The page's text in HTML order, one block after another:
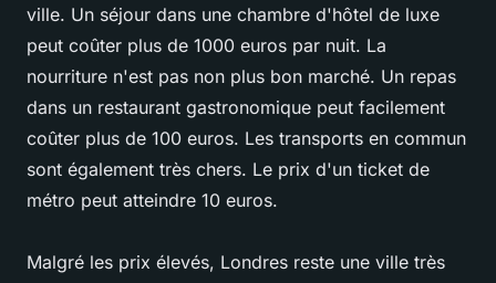
ville. Un séjour dans une chambre d'hôtel de luxe
peut coûter plus de 1000 euros par nuit. La
nourriture n'est pas non plus bon marché. Un repas
dans un restaurant gastronomique peut facilement
coûter plus de 100 euros. Les transports en commun
sont également très chers. Le prix d'un ticket de
métro peut atteindre 10 euros.
Malgré les prix élevés, Londres reste une ville très